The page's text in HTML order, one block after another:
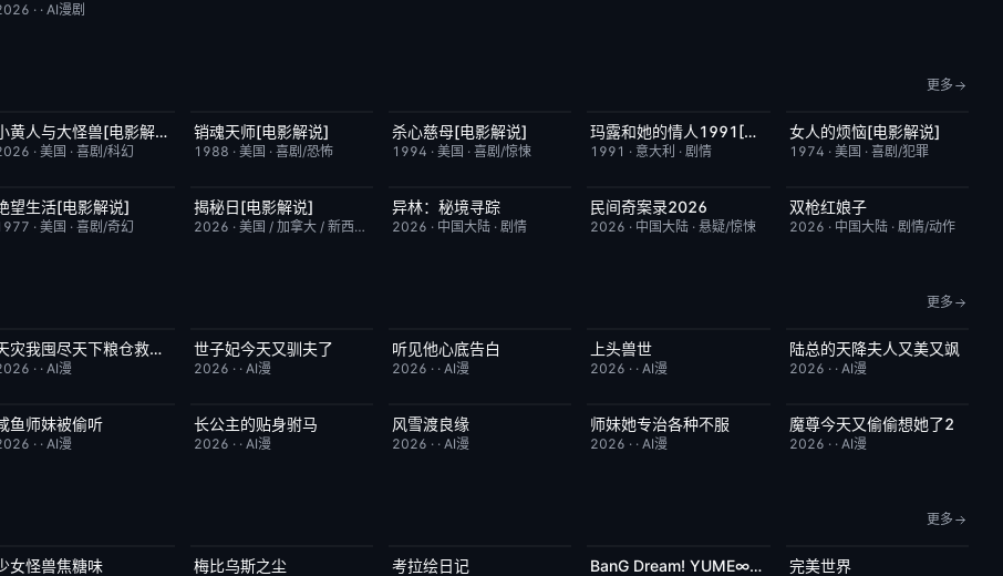
· ·AI漫剧
更多
已完结 6.7小黄人与大怪兽[电影解说]
·美国 ·喜剧/科幻
已完结
销魂天师[电影解说]
1988 · 美国 · 喜剧/恐怖
已完结
杀心慈母[电影解说]
1994 · 美国 · 喜剧/惊悚
已完结 6.1
玛露和她的情人1991[电影解说]
1991 · 意大利 ·剧情
已完结 7.7
女人的烦恼[电影解说]
1974 · 美国 · 喜剧/犯罪
已完结
望生活[电影解说]
·美国 ·喜剧/奇幻
已完结
揭秘日[电影解说]
2026 · 美国 / 加拿大 / 新西兰 / 日本 ·剧情/科幻
昨日更新
异林：秘境寻踪
2026 · 中国大陆· 剧情
更新至下集
民间奇案录2026
2026 · 中国大陆 ·悬疑/惊悚
昨日更新
双枪红娘子
2026 · 中国大陆· 剧情/动作
更多
完结 2.0天灾我囤尽天下粮仓救了全侯府
· ·AI漫
完结
世子妃今天又驯夫了
2026 · · AI漫
完结
听见他心底告白
2026 · · AI漫
完结
上头兽世
2026 · ·AI漫
完结 9.0
陆总的天降夫人又美又飒
2026 · · AI漫
完结
鱼师妹被偷听
· ·AI漫
完结
长公主的贴身驸马
2026 · · AI漫
完结
风雪渡良缘
2026 · · AI漫
完结
师妹她专治各种不服
2026 · ·AI漫
完结 9.0
魔尊今天又偷偷想她了2
2026 · · AI漫
更多
更新至第06集
女怪兽焦糖味 更新至第05集
梅比乌斯之尘 更新至第43集
考拉绘日记 更新至第08集 7.0BanG Dream! YUME∞MITA 更新至第281集
完美世界